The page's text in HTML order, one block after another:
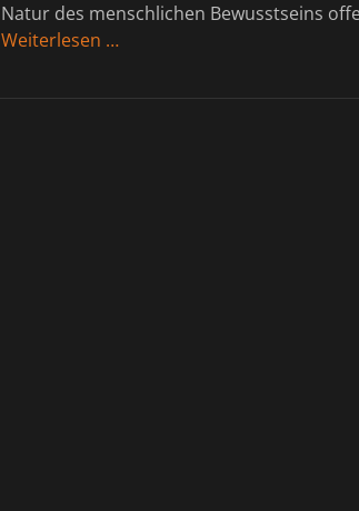
Natur des menschlichen Bewusstseins
Weiterlesen …